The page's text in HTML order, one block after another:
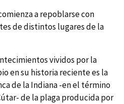
a repoblarse con
de distintos lugares de la
vividos por la
en su historia reciente es la
de la Indiana -en el término
de la plaga producida por